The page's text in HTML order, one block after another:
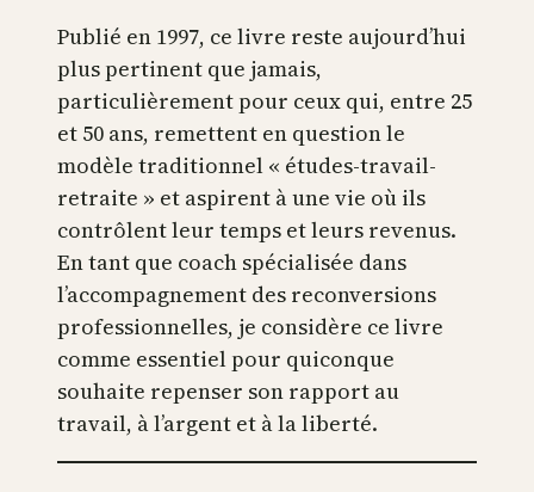
Publié en 1997, ce livre reste aujourd’hui
plus pertinent que jamais,
particulièrement pour ceux qui, entre 25
et 50 ans, remettent en question le
modèle traditionnel « études-travail-
retraite » et aspirent à une vie où ils
contrôlent leur temps et leurs revenus.
En tant que coach spécialisée dans
l’accompagnement des reconversions
professionnelles, je considère ce livre
comme essentiel pour quiconque
souhaite repenser son rapport au
travail, à l’argent et à la liberté.